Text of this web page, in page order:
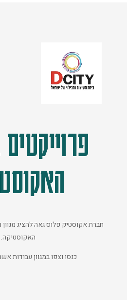
חברת אקוסטיק פלוס גאה להציג
האקוסטיקה.
כנסו וצפו במגוון עבודות